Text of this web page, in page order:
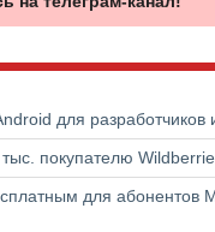
для разработчиков
покупателю
для